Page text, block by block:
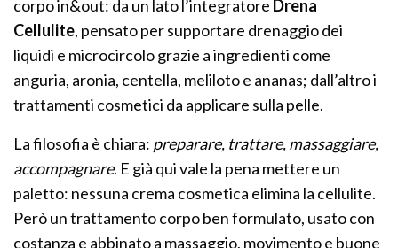
corpo in&out: da un lato l’integratore Drena
Cellulite, pensato per supportare drenaggio dei
liquidi e microcircolo grazie a ingredienti come
anguria, aronia, centella, meliloto e ananas; dall’altro i
trattamenti cosmetici da applicare sulla pelle.
La filosofia è chiara: preparare, trattare, massaggiare,
accompagnare. E già qui vale la pena mettere un
paletto: nessuna crema cosmetica elimina la cellulite.
Però un trattamento corpo ben formulato, usato con
costanza e abbinato a massaggio, movimento e buone